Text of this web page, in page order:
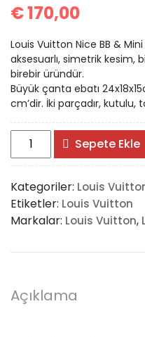
€170,00
Louis Vuitton Nice BB &
aksesuarlı, simetrik kesim,
birebir üründür.
Büyük çanta ebatı
cm’dir. İki parçadır, kutulu,
Louis
Vuitton
Nice
BB
&
Mini
Sepete Ekle
Kategoriler: Louis
Etiketler: Louis Vuitton
Markalar: Louis Vuitton,
Açıklama